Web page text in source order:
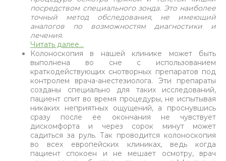
посредством специального зонда. Это наиболее
точный метод обследования, не имеющий
аналогов по возможностям диагностики и
лечения.
Читать далее...
Колоноскопия в нашей клинике может быть
выполнена во сне с использованием
краткодействующих снотворных препаратов под
контролем врача-анестезиолога. Эти препараты
созданы специально для таких исследований,
пациент спит во время процедуры, не испытывая
никаких неприятных ощущений, а проснувшись
сразу после ее окончания не чувствует
дискомфорта и через сорок минут может
садиться за руль. Так проводится колоноскопия
во всех европейских клиниках, ведь когда
пациент спокоен и не мешает осмотру, врач